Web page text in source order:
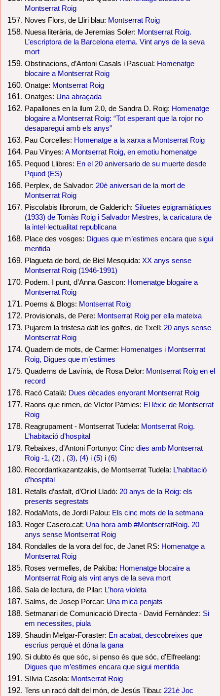
Montserrat Roig
Noves Flors, de Lliri blau: Montserrat Roig
Nuesa literària, de Jeremias Soler: Montserrat Roig.
L’escriptora de la Barcelona eterna. Vint anys de la seva
mort
Obstinacions, d’Antoni Casals i Pascual: Homenatge
blocaire a Montserrat Roig
Onatge: Montserrat Roig
Onatges: Una abraçada
Papallones en la llum 2.0, de Sandra D. Roig: Homenatge
blogaire a Montserrat Roig: “Tot esperant que la rojor no
desaparegui amb els anys”
Pau Corcelles: Homenatge a la xarxa a Montserrat Roig
Pau Vinyes: A Montserrat Roig, en emotiu homenatge
Pequod Llibres: En el 20 aniversario de su muerte desde
Pquod (ES)
Perplex, de Salvador: 20è aniversari de la mort de
Montserrat Roig
Piscolabis librorum, de Galderich: Siluetes epigramàtiques
(1933) de Tomàs Roig i Salvador Mestres, la caricatura de
la intel·lectualitat republicana
Place des vosges: Digues que m’estimes encara que sigui
mentida
Plagueta de bord, de Biel Mesquida: XX anys sense
Montserrat Roig (1946-1991)
Podem. I punt, d’Anna Gascon: Homenatge blogaire a
Montserrat Roig
Poems & Blogs: Montserrat Roig
Provisionals, de Pere: Montserrat Roig per ella mateixa
Pujarem la tristesa dalt les golfes, de Txell: 20 anys sense
Montserrat Roig
Quadern de mots, de Carme: Homenatges i Montserrrat
Roig, Digues que m’estimes
Quaderns de Lavínia, de Rosa Delor: Montserrat Roig en el
record
Racó Català: Dues dècades enyorant Montserrat Roig
Raons que rimen, de Víctor Pàmies: El lèxic de Montserrat
Roig
Reagrupament - Montserrat Tudela: Montserrat Roig.
L’habitació d’hospital
Rebaixes, d’Antoni Fortunyo: Cinc dies amb Montserrat
Roig -1, (2) , (3), (4) i (5) i (6)
Recordantkazantzakis, de Montserrat Tudela: L’habitació
d’hospital
Retalls d’asfalt, d’Oriol Lladó: 20 anys de la Roig: els
presents segrestats
RodaMots, de Jordi Palou: Els cinc mots de la setmana
Roger Casero.cat: Una hora amb #MontserratRoig. 20
anys sense Montserrat Roig
Rondalles de la vora del foc, de Janet RS: Homenatge a
Montserrat Roig
Roses vermelles, de Pakiba: Homenatge blocaire a
Montserrat Roig als vint anys de la seva mort
Sala de lectura, de Pilar: L’hora violeta
Salms, de Josep Porcar: Una mica penjats
Setmanari de Comunicació Directa - David Fernàndez: Si
em necessites, piula
Shaudin Melgar-Foraster: En acabat, descobreixes que
escrius perquè et dóna la gana
Si dubto és que sóc, si penso és que sóc, d’Elfreelang:
Digues que m’estimes encara que sigui mentida
Sílvia Casola: Montserrat Roig
Tens un racó dalt del món, de Jesús Tibau: 221è Joc